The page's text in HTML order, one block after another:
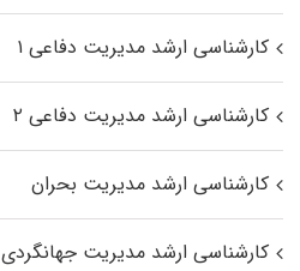
کارشناسی ارشد مدیریت دفاعی ۱
کارشناسی ارشد مدیریت دفاعی ۲
کارشناسی ارشد مدیریت بحران
کارشناسی ارشد مدیریت جهانگردی